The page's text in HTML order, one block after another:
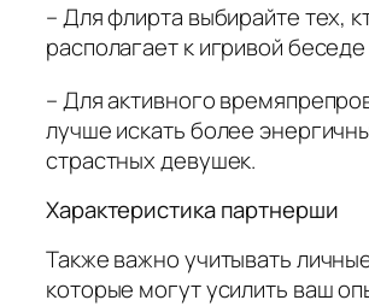
– Для флирта выбирайте тех,
располагает к игривой
– Для активного
лучше искать более
страстных девушек.
Характеристика партнерши
Также важно учитывать
которые могут усилить ваш